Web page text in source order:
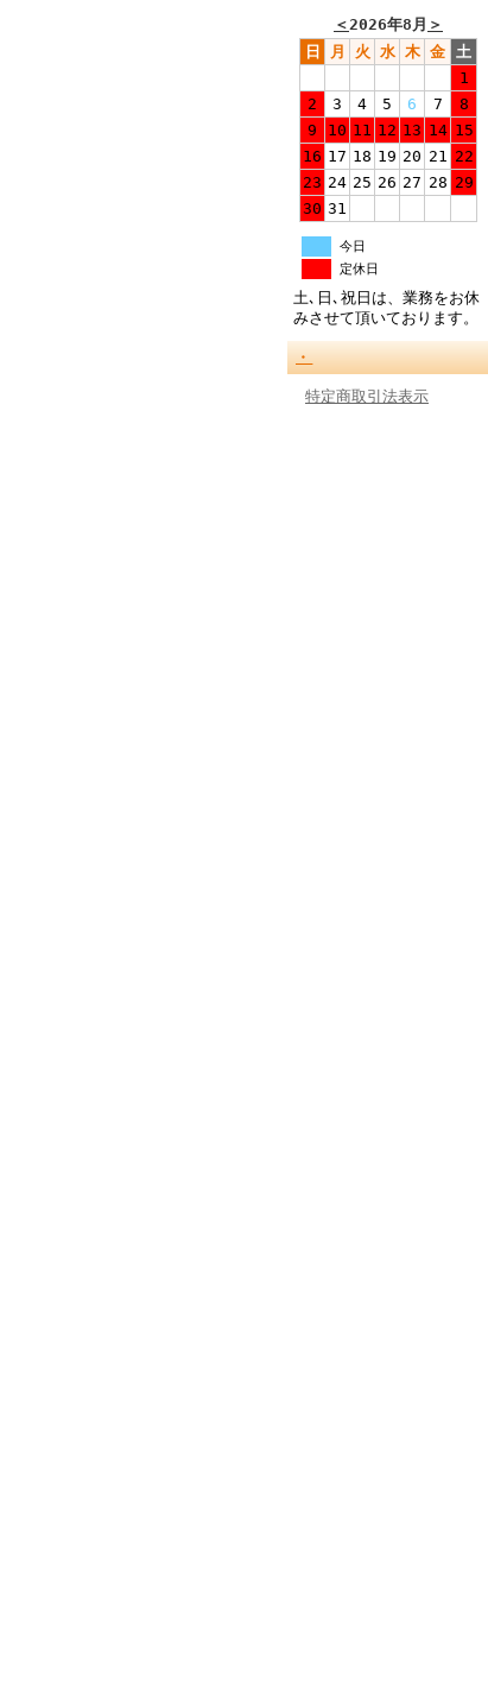
＜2026年8月 ＞
日
月 火 水 木 金 土
1
2
3 4 5 6 7
8
9
10 11 12 13 14 15
16 17 18 19 20 21 22
23 24 25 26 27 28 29
30 31
今日
定休日
土､日､祝日は、業務をお休
みさせて頂いております。
・
特定商取引法表示